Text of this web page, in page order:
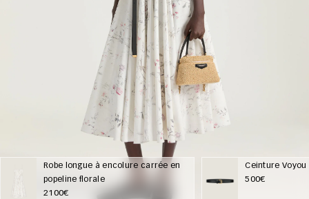
Robe longue à encolure carrée en
popeline florale
2100€
Ceinture
500€